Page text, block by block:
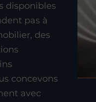
disponibles
pas à
des
concevons
avec